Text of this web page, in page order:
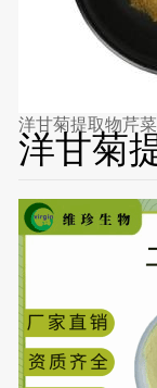
洋甘菊提取物芹
洋甘菊